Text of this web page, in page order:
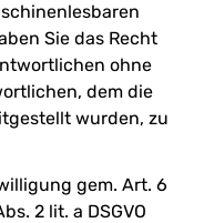
Sie das Recht
ohne
dem die
wurden, zu
gem. Art. 6
2 lit. a DSGVO